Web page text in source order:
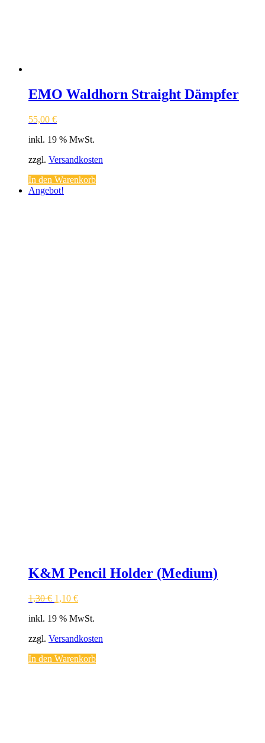
EMO Waldhorn Straight Dämpfer
55,00 €
inkl. 19 % MwSt.
zzgl. Versandkosten
In den Warenkorb
Angebot!
K&M Pencil Holder (Medium)
1,30€ 1,10 €
inkl. 19 % MwSt.
zzgl. Versandkosten
In den Warenkorb